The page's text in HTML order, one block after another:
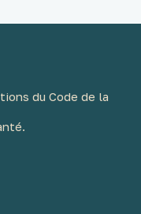
du Code de la